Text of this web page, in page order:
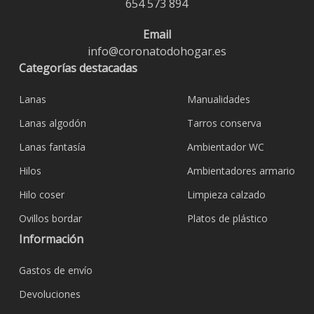
654 573 894
Email
info@coronatodohogar.es
Categorías destacadas
Lanas
Lanas algodón
Lanas fantasía
Hilos
Hilo coser
Ovillos bordar
Manualidades
Tarros conserva
Ambientador WC
Ambientadores armario
Limpieza calzado
Platos de plástico
Información
Gastos de envío
Devoluciones